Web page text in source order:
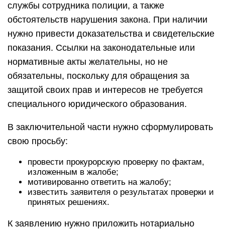
службы сотрудника полиции, а также
обстоятельств нарушения закона. При наличии
нужно привести доказательства и свидетельские
показания. Ссылки на законодательные или
нормативные акты желательны, но не
обязательны, поскольку для обращения за
защитой своих прав и интересов не требуется
специального юридического образования.
В заключительной части нужно сформулировать
свою просьбу:
провести прокурорскую проверку по фактам,
изложенным в жалобе;
мотивированно ответить на жалобу;
известить заявителя о результатах проверки и
принятых решениях.
К заявлению нужно приложить нотариально